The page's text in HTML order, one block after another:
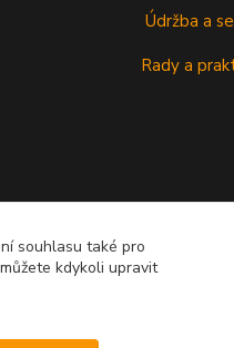
Údržba a
Rady a
souhlasu také pro
kdykoli upravit